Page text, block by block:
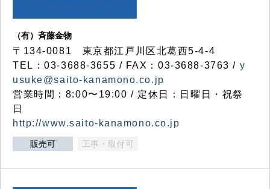
（有）斉藤金物
〒134-0081 東京都江戸川区北葛西5-4-4
TEL：03-3688-3655 / FAX：03-3688-3763 / y
usuke@saito-kanamono.co.jp
営業時間：8:00〜19:00 / 定休日：日曜日・祝祭
日
http://www.saito-kanamono.co.jp
販売可 工事・取付可